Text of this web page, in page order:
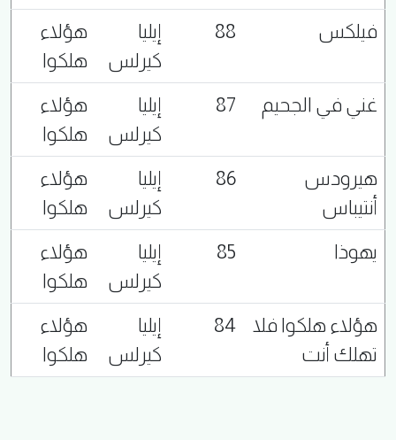
فيلكس
88
إيليا
كيرلس
هؤلاء
هلكوا
غني في الجحيم
87
إيليا
كيرلس
هؤلاء
هلكوا
هيرودس
أنتيباس
86
إيليا
كيرلس
هؤلاء
هلكوا
يهوذا
85
إيليا
كيرلس
هؤلاء
هلكوا
هؤلاء هلكوا فلا
تهلك أنت
84
إيليا
كيرلس
هؤلاء
هلكوا